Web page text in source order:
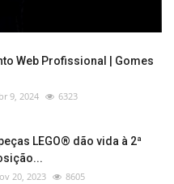
Web Profissional | Gomes
9, 2024 6323
LEGO® dão vida à 2ª
20, 2023 8605